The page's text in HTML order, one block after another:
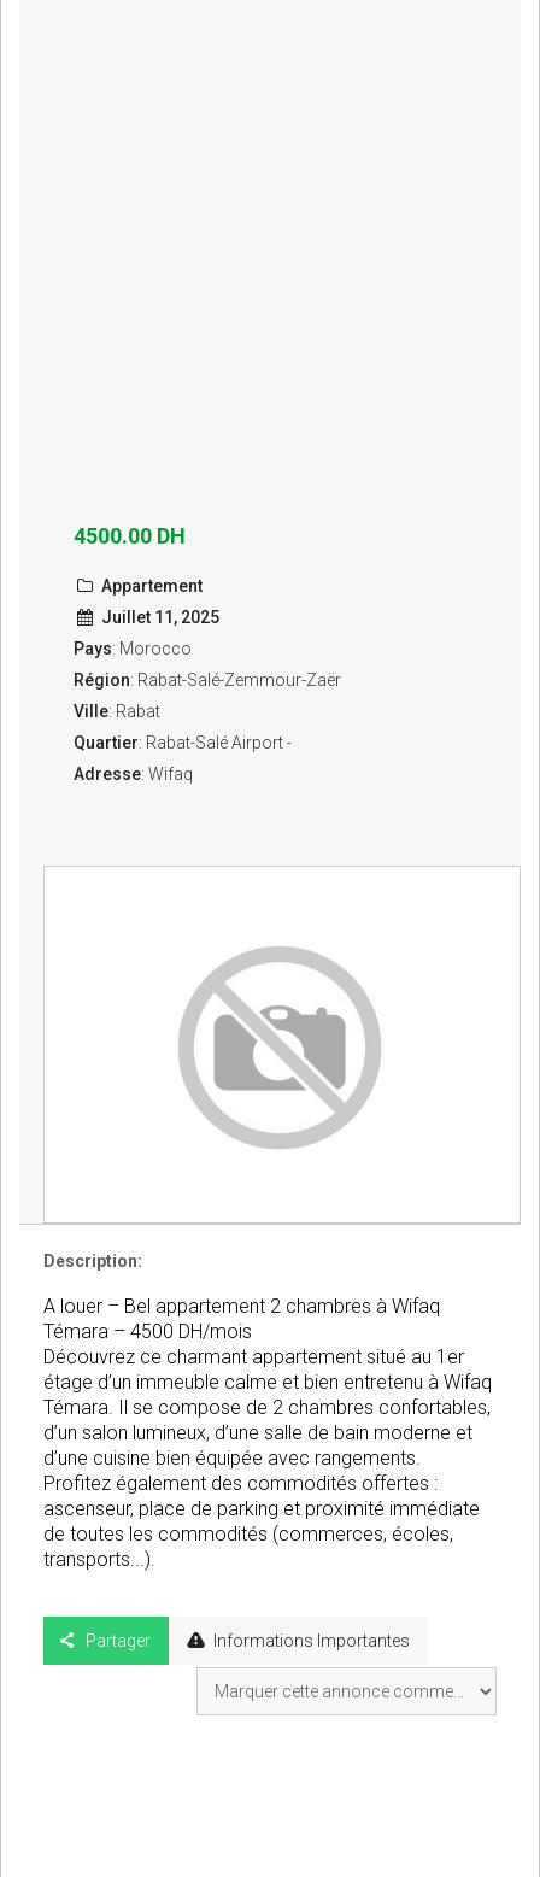
4500.00 DH
Appartement
Juillet 11, 2025
Pays: Morocco
Région: Rabat-Salé-Zemmour-Zaër
Ville: Rabat
Quartier: Rabat-Salé Airport -
Adresse: Wifaq
Description:
A louer – Bel appartement 2 chambres à Wifaq
Témara – 4500 DH/mois
Découvrez ce charmant appartement situé au 1er
étage d’un immeuble calme et bien entretenu à Wifaq
Témara. Il se compose de 2 chambres confortables,
d’un salon lumineux, d’une salle de bain moderne et
d’une cuisine bien équipée avec rangements.
Profitez également des commodités offertes :
ascenseur, place de parking et proximité immédiate
de toutes les commodités (commerces, écoles,
transports...).
Partager Informations Importantes